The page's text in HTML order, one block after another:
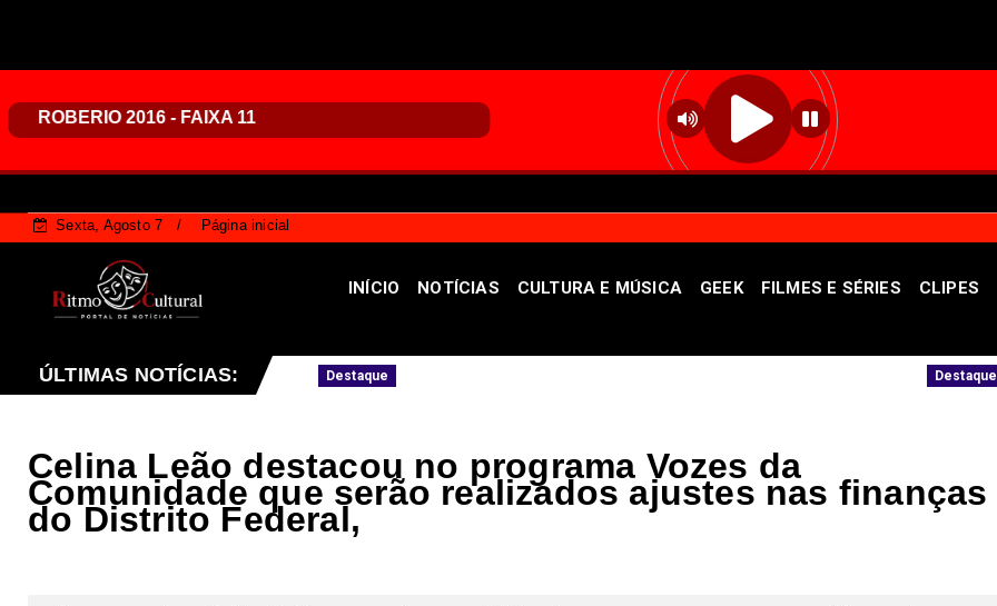
Sexta, Agosto 7 Página inicial
INÍCIO NOTÍCIAS CULTURA E MÚSICA GEEK FILMES E SÉRIES CLIPES
ÚLTIMAS NOTÍCIAS:
João do Cerrado Destaque Feira da Uva e do Vinho altera o trânsito em Planaltina
Celina Leão destacou no programa Vozes da
Comunidade que serão realizados ajustes nas finanças
do Distrito Federal,